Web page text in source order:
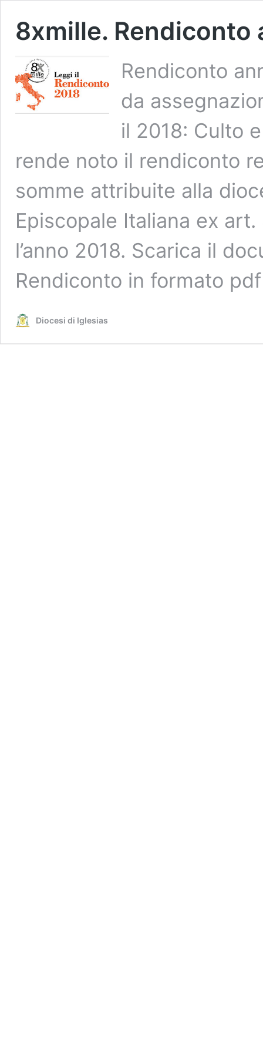
8xmille. Rendiconto
Rendiconto
da
il 2018: Culto
rende noto il rendiconto
somme attribuite alla
Episcopale Italiana ex
l’anno 2018. Scarica il
Rendiconto in formato
Diocesi di Iglesias